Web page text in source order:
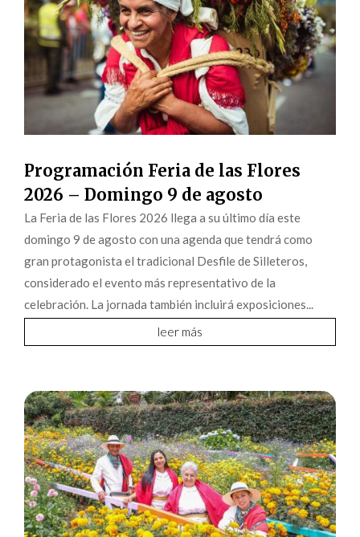
Programación Feria de las Flores
2026 – Domingo 9 de agosto
La Feria de las Flores 2026 llega a su último día este
domingo 9 de agosto con una agenda que tendrá como
gran protagonista el tradicional Desfile de Silleteros,
considerado el evento más representativo de la
celebración. La jornada también incluirá exposiciones...
leer más